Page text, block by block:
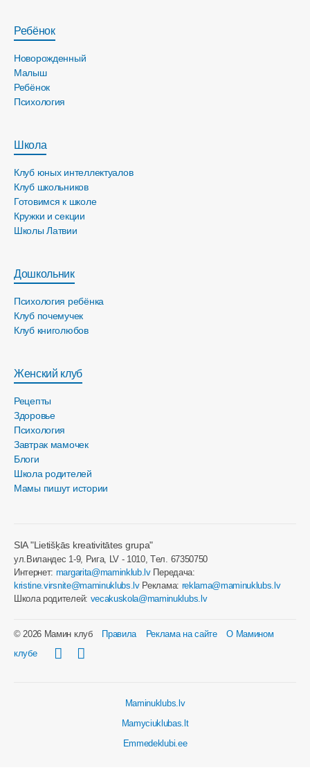
Ребёнок
Новорожденный
Малыш
Ребёнок
Психология
Школа
Клуб юных интеллектуалов
Клуб школьников
Готовимся к школе
Кружки и секции
Школы Латвии
Дошкольник
Психология ребёнка
Клуб почемучек
Клуб книголюбов
Женский клуб
Рецепты
Здоровье
Психология
Завтрак мамочек
Блоги
Школа родителей
Мамы пишут истории
SIA "Lietišķās kreativitātes grupa"
ул.Виландес 1-9, Рига, LV - 1010, Tел. 67350750
Интернет: margarita@maminklub.lvПередача:
kristine.virsnite@maminuklubs.lvРеклама: reklama@maminuklubs.lv
Школа родителей: vecakuskola@maminuklubs.lv
© 2026 Мамин клуб Правила Реклама на сайте
О Мамином
клубе
Maminuklubs.lv
Mamyciuklubas.lt
Emmedeklubi.ee